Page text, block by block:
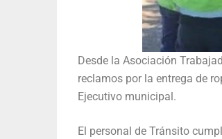
Desde la Asociación
reclamos por la entrega de
Ejecutivo municipal.
El personal de Tránsito